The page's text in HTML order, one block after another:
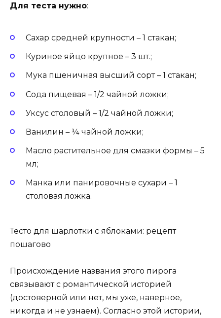
Для теста нужно:
Сахар средней крупности – 1 стакан;
Куриное яйцо крупное – 3 шт.;
Мука пшеничная высший сорт – 1 стакан;
Сода пищевая – 1/2 чайной ложки;
Уксус столовый – 1/2 чайной ложки;
Ванилин – ¼ чайной ложки;
Масло растительное для смазки формы – 5
мл;
Манка или панировочные сухари – 1
столовая ложка.
Тесто для шарлотки с яблоками: рецепт
пошагово
Происхождение названия этого пирога
связывают с романтической историей
(достоверной или нет, мы уже, наверное,
никогда и не узнаем). Согласно этой истории,